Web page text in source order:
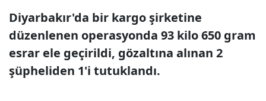
Diyarbakır'da bir kargo şirketine
düzenlenen operasyonda 93 kilo 650 gram
esrar ele geçirildi, gözaltına alınan 2
şüpheliden 1'i tutuklandı.